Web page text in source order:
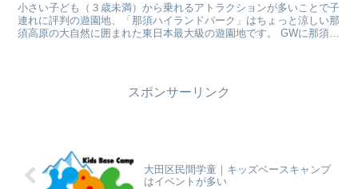
小さい子ども（３歳未満）から乗れるアトラクションが多いことで子
連れに評判の遊園地、「那須ハイランドパーク」はちょっと涼しい那
須高原の大自然に囲まれた東日本最大級の遊園地です。 GWに那須ハ
スポンサーリンク
大田区民間学童｜キッズベースキャンプ
はイベントが多い